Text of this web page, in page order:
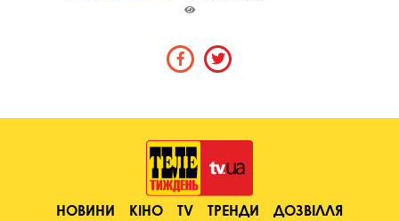
НОВИНИ КІНО TV ТРЕНДИ
ДОЗВІЛЛЯ